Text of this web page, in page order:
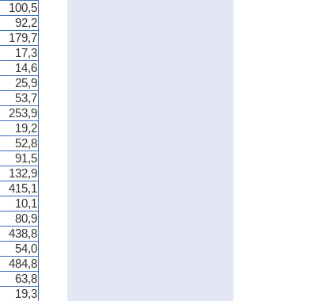
100,5
92,2
179,7
17,3
14,6
25,9
53,7
253,9
19,2
52,8
91,5
132,9
415,1
10,1
80,9
438,8
54,0
484,8
63,8
19,3